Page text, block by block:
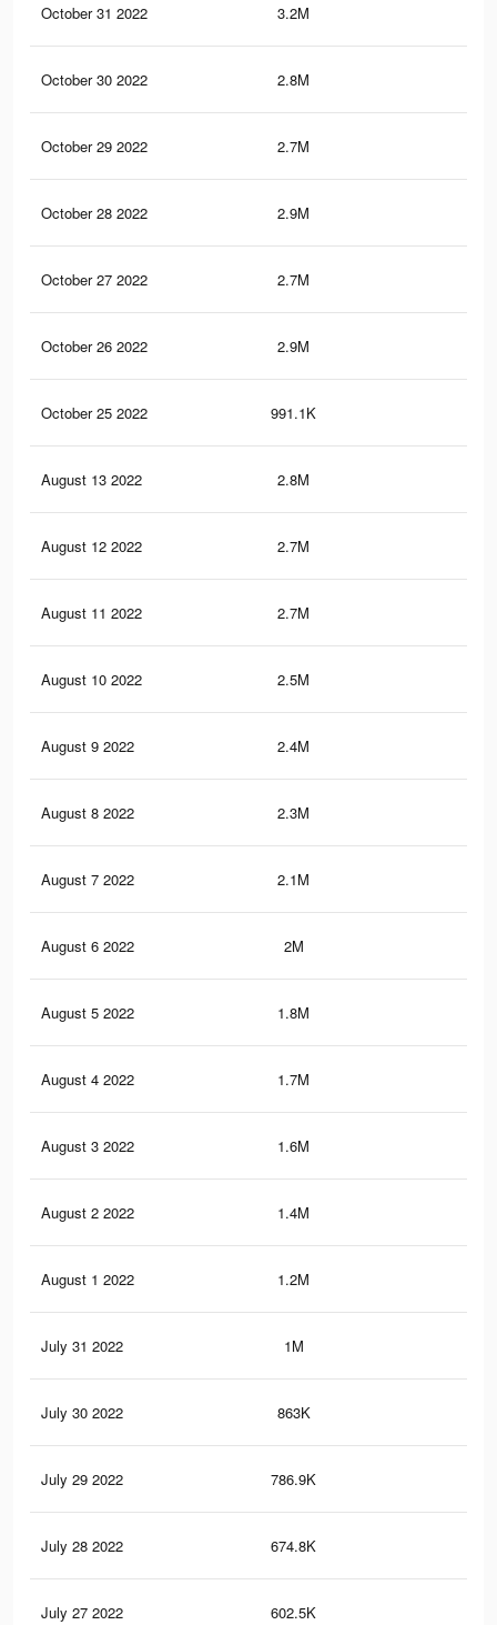
October 31 2022 3.2M
October 30 2022 2.8M
October 29 2022 2.7M
October 28 2022 2.9M
October 27 2022 2.7M
October 26 2022 2.9M
October 25 2022 991.1K
August 13 2022 2.8M
August 12 2022 2.7M
August 11 2022 2.7M
August 10 2022 2.5M
August 9 2022 2.4M
August 8 2022 2.3M
August 7 2022 2.1M
August 6 2022 2M
August 5 2022 1.8M
August 4 2022 1.7M
August 3 2022 1.6M
August 2 2022 1.4M
August 1 2022 1.2M
July 31 2022 1M
July 30 2022 863K
July 29 2022 786.9K
July 28 2022 674.8K
July 27 2022 602.5K